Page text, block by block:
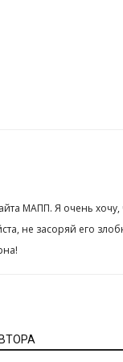
МАПП. Я очень
не засоряй его